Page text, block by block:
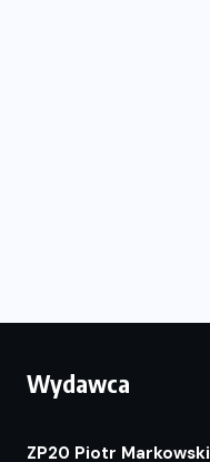
Wydawca
ZP20 Piotr Markowski